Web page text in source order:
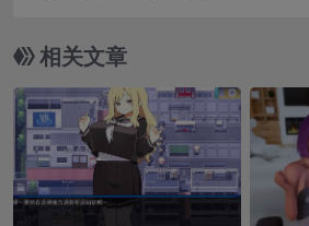
相关文章